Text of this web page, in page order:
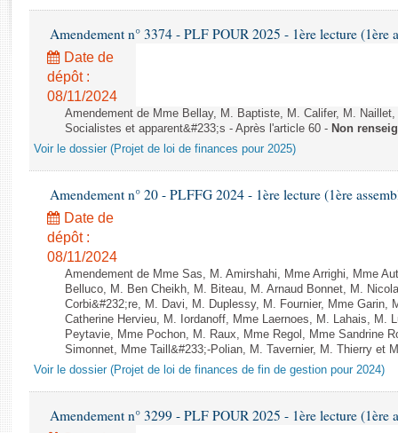
Rapports législatifs
Rapports sur l'application des lois
Baromètre de l’application des lois
Dossiers législatifs
Budget et sécurité sociale
Questions écrites et orales
Comptes rendus des débats
Amendement n° 3374 - PLF POUR 2025 - 1ère lecture (1ère
Date de
dépôt :
08/11/2024
Amendement de Mme Bellay, M. Baptiste, M. Califer, M.
Socialistes et apparent&#233;s - Après l'article 60 - Non
Voir le dossier (Projet de loi de finances pour 2025)
Amendement n° 20 - PLFFG 2024 - 1ère lecture (1ère
Date de
dépôt :
08/11/2024
Amendement de Mme Sas, M. Amirshahi, Mme Arrighi, Mme
Belluco, M. Ben Cheikh, M. Biteau, M. Arnaud Bonnet, M.
Corbi&#232;re, M. Davi, M. Duplessy, M. Fournier, Mme Garin,
Catherine Hervieu, M. Iordanoff, Mme Laernoes, M. Lahais, M.
Peytavie, Mme Pochon, M. Raux, Mme Regol, Mme Sandrine
Simonnet, Mme Taill&#233;-Polian, M. Tavernier, M. Thierry et
Voir le dossier (Projet de loi de finances de fin de gestion pour 2024)
Amendement n° 3299 - PLF POUR 2025 - 1ère lecture (1ère